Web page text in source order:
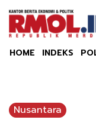
HOME INDEKS
Nusantara